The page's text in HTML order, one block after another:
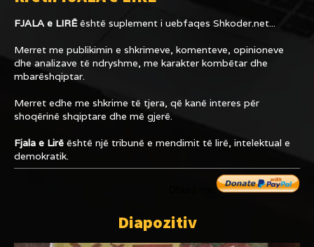
FJALA e LIRËështë suplement i uebfaqes Shkoder.net...
Merret me publikimin e shkrimeve, komenteve, opinioneve
dhe analizave të ndryshme, me karakter kombëtar dhe
mbarëshqiptar.
Merret edhe me shkrime të tjera, që kanë interes për
shoqërinë shqiptare dhe më gjerë.
Fjala e Lirë është një tribunë e mendimit të lirë, intelektual e
demokratik.
Diapozitiv